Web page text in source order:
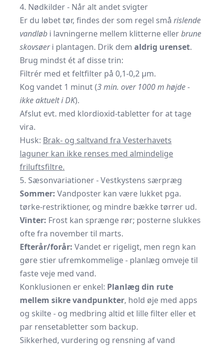
4. Nødkilder - Når alt andet svigter
Er du løbet tør, findes der som regel små rislende
vandløb i lavningerne mellem klitterne ellerbrune
skovsøeri plantagen. Drik dem aldrig urenset.
Brug mindst ét af disse trin:
Filtrér med et feltfilter på 0,1-0,2 µm.
Kog vandet 1 minut (3 min. over 1000 m højde -
ikke aktuelt i DK).
Afslut evt. med klordioxid-tabletter for at tage
vira.
Husk: Brak- og saltvand fra Vesterhavets
laguner kan ikke renses med almindelige
friluftsfiltre.
5. Sæsonvariationer - Vestkystens særpræg
Sommer: Vandposter kan være lukket pga.
tørke-restriktioner, og mindre bække tørrer ud.
Vinter: Frost kan sprænge rør; posterne slukkes
ofte fra november til marts.
Efterår/forår: Vandet er rigeligt, men regn kan
gøre stier ufremkommelige - planlæg omveje til
faste veje med vand.
Konklusionen er enkel: Planlæg din rute
mellem sikre vandpunkter, hold øje med apps
og skilte - og medbring altid et lille filter eller et
par rensetabletter som backup.
Sikkerhed, vurdering og rensning af vand